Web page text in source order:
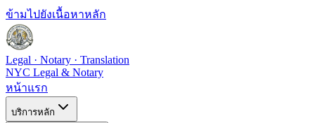
ข้ามไปยังเนื้อหาหลัก
Legal · Notary · Translation
NYC Legal & Notary
หน้าแรก
บริการหลัก